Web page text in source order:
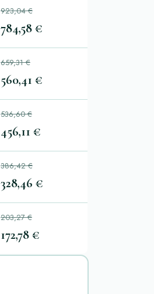
923,04 €
784,58 €
659,31 €
560,41 €
536,60 €
456,11 €
386,42 €
328,46 €
203,27 €
172,78 €